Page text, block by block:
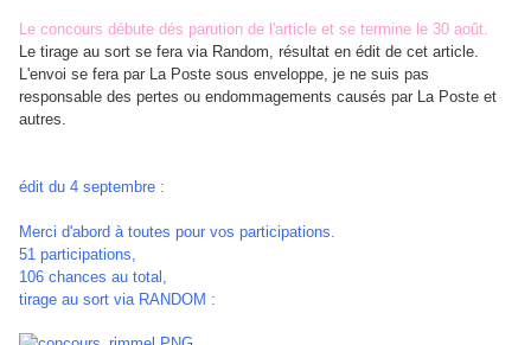
Le concours débute dés parution de l'article et se termine le 30 août.
Le tirage au sort se fera via Random, résultat en édit de cet article.
L'envoi se fera par La Poste sous enveloppe, je ne suis pas
responsable des pertes ou endommagements causés par La Poste et
autres.
édit du 4 septembre :
Merci d'abord à toutes pour vos participations.
51 participations,
106 chances au total,
tirage au sort via RANDOM :